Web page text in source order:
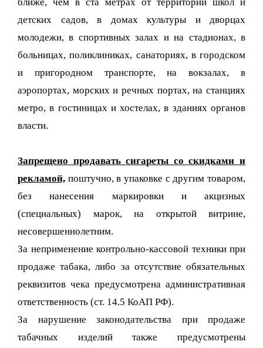
детских садов, в домах культуры и дворцах
молодежи, в спортивных залах и на стадионах, в
больницах, поликлиниках, санаториях, в городском
и пригородном транспорте, на вокзалах, в
аэропортах, морских и речных портах, на станциях
метро, в гостиницах и хостелах, в зданиях органов
власти.
Запрещено продавать сигареты со скидками и
рекламой, поштучно, в упаковке с другим товаром,
без нанесения маркировки и акцизных
(специальных) марок, на открытой витрине,
несовершеннолетним.
За неприменение контрольно-кассовой техники при
продаже табака, либо за отсутствие обязательных
реквизитов чека предусмотрена административная
ответственность (ст. 14.5 КоАП РФ).
За нарушение законодательства при продаже
табачных изделий также предусмотрены